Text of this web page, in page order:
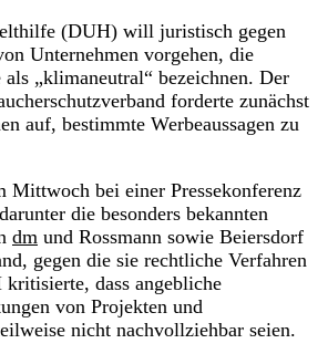
(DUH) will juristisch gegen
Unternehmen vorgehen, die
„klimaneutral“ bezeichnen. Der
forderte zunächst
auf, bestimmte Werbeaussagen zu
Mittwoch bei einer Pressekonferenz
die besonders bekannten
dm und Rossmann sowie Beiersdorf
gegen die sie rechtliche Verfahren
dass angebliche
von Projekten und
nicht nachvollziehbar seien.